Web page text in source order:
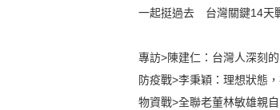
一起挺過去 台灣關鍵14天
專訪>陳建仁：台灣人深刻
防疫戰>李秉穎：理想狀態
物資戰>全聯老董林敏雄親